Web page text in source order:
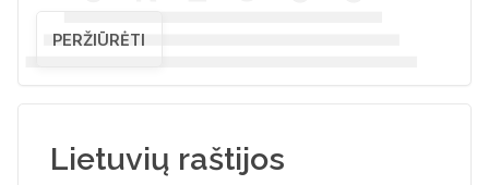
PERŽIŪRĖTI
Lietuvių raštijos